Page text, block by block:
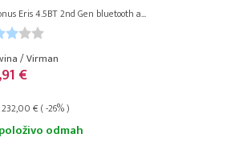
Eris 4.5BT 2nd Gen bluetooth a...
/ Virman
€
232,00 € ( -26% )
odmah